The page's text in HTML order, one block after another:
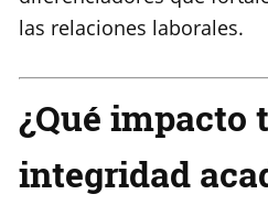
las relaciones laborales.
¿Qué impacto
integridad